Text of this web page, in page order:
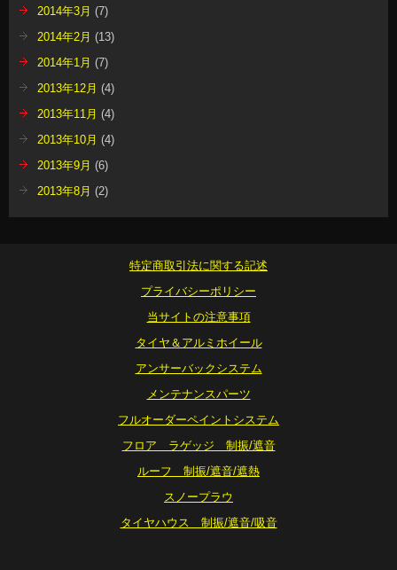
2014年3月 (7)
2014年2月 (13)
2014年1月 (7)
2013年12月 (4)
2013年11月 (4)
2013年10月 (4)
2013年9月 (6)
2013年8月 (2)
特定商取引法に関する記述
プライバシーポリシー
当サイトの注意事項
タイヤ＆アルミホイール
アンサーバックシステム
メンテナンスパーツ
フルオーダーペイントシステム
フロア ラゲッジ 制振/遮音
ルーフ 制振/遮音/遮熱
スノープラウ
タイヤハウス 制振/遮音/吸音